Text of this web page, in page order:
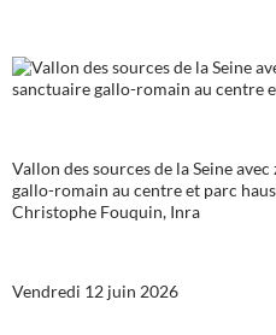
Vallon des sources de la Seine
gallo-romain au centre et parc
Christophe Fouquin, Inra
Vendredi 12 juin 2026